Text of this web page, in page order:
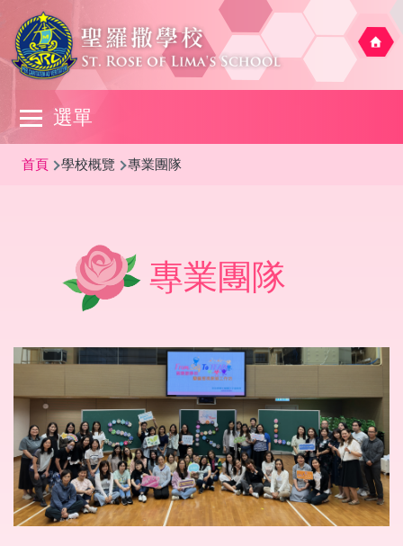
移至主內容
選單
Main
navigation
導
首頁 學校概覽 專業團隊
專業團隊